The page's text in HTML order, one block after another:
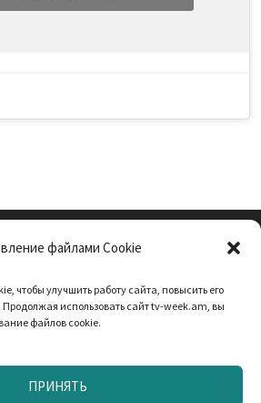
файлами Cookie
чтобы улучшить работу сайта, повысить его
Продолжая использовать сайт tv-week.am, вы
файлов cookie.
ПРИНЯТЬ